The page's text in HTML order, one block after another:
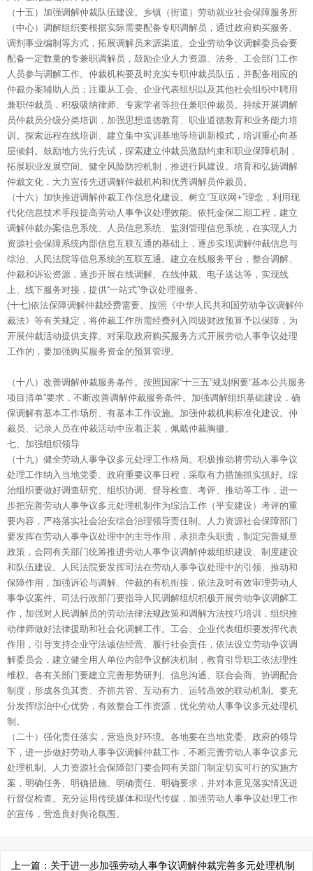
（十五）加强调解仲裁队伍建设。乡镇（街道）劳动就业社会保障服务所
（中心）调解组织要根据实际需要配备专职调解员，通过政府购买服务、
调剂事业编制等方式，拓展调解员来源渠道。企业劳动争议调解委员会要
配备一定数量的专兼职调解员，鼓励企业人力资源、法务、工会部门工作
人员参与调解工作。仲裁机构要及时充实专职仲裁员队伍，并配备相应的
仲裁办案辅助人员；注重从工会、企业代表组织以及其他社会组织中聘用
兼职仲裁员，积极吸纳律师、专家学者等担任兼职仲裁员。持续开展调解
员仲裁员分级分类培训，加强思想道德教育、职业道德教育和业务能力培
训。探索远程在线培训、建立集中实训基地等培训新模式，培训重心向基
层倾斜。鼓励地方先行先试，探索建立仲裁员激励约束和职业保障机制，
拓展职业发展空间。健全风险防控机制，推进行风建设。培育和弘扬调解
仲裁文化，大力宣传先进调解仲裁机构和优秀调解员仲裁员。
（十六）加快推进调解仲裁工作信息化建设。树立“互联网+”理念，利用现
代化信息技术手段提高劳动人事争议处理效能。依托金保二期工程，建立
调解仲裁办案信息系统、人员信息系统、监测管理信息系统，在实现人力
资源社会保障系统内部信息互联互通的基础上，逐步实现调解仲裁信息与
综治、人民法院等信息系统的互联互通。建立在线服务平台，整合调解、
仲裁和诉讼资源，逐步开展在线调解、在线仲裁、电子送达等，实现线
上、线下服务对接，提供“一站式”争议处理服务。
(十七)依法保障调解仲裁经费需要。按照《中华人民共和国劳动争议调解仲
裁法》等有关规定，将仲裁工作所需经费列入同级财政预算予以保障，为
开展仲裁活动提供支撑。对采取政府购买服务方式开展劳动人事争议处理
工作的，要加强购买服务资金的预算管理。
（十八）改善调解仲裁服务条件。按照国家“十三五”规划纲要“基本公共服务
项目清单”要求，不断改善调解仲裁服务条件。加强调解组织基础建设，确
保调解有基本工作场所、有基本工作设施。加强仲裁机构标准化建设。仲
裁员、记录人员在仲裁活动中应着正装，佩戴仲裁胸徽。
七、加强组织领导
（十九）健全劳动人事争议多元处理工作格局。积极推动将劳动人事争议
处理工作纳入当地党委、政府重要议事日程，采取有力措施抓实抓好。综
治组织要做好调查研究、组织协调、督导检查、考评、推动等工作，进一
步把完善劳动人事争议多元处理机制作为综治工作（平安建设）考评的重
要内容，严格落实社会治安综合治理领导责任制。人力资源社会保障部门
要发挥在劳动人事争议处理中的主导作用，承担牵头职责，制定完善规章
政策，会同有关部门统筹推进劳动人事争议调解仲裁组织建设、制度建设
和队伍建设。人民法院要发挥司法在劳动人事争议处理中的引领、推动和
保障作用，加强诉讼与调解、仲裁的有机衔接，依法及时有效审理劳动人
事争议案件。司法行政部门要指导人民调解组织积极开展劳动争议调解工
作，加强对人民调解员的劳动法律法规政策和调解方法技巧培训，组织推
动律师做好法律援助和社会化调解工作。工会、企业代表组织要发挥代表
作用，引导支持企业守法诚信经营、履行社会责任，依法设立劳动争议调
解委员会，建立健全用人单位内部争议解决机制，教育引导职工依法理性
维权。各有关部门要建立完善形势研判、信息沟通、联合会商、协调配合
制度，形成各负其责、齐抓共管、互动有力、运转高效的联动机制。要充
分发挥综治中心优势，有效整合工作资源，优化劳动人事争议多元处理机
制。
（二十）强化责任落实，营造良好环境。各地要在当地党委、政府的领导
下，进一步做好劳动人事争议调解仲裁工作，不断完善劳动人事争议多元
处理机制。人力资源社会保障部门要会同有关部门制定切实可行的实施方
案，明确任务、明确措施、明确责任、明确要求，并对本意见落实情况进
行督促检查。充分运用传统媒体和现代传媒，加强劳动人事争议处理工作
的宣传，营造良好舆论氛围。
上一篇： 关于进一步加强劳动人事争议调解仲裁完善多元处理机制